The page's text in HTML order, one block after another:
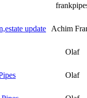
update Achim
Olaf
Olaf